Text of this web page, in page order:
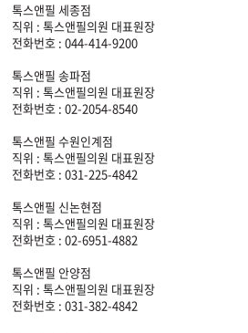
톡스앤필 세종점
직위 : 톡스앤필의원 대표원장
전화번호 : 044-414-9200
톡스앤필 송파점
직위 : 톡스앤필의원 대표원장
전화번호 : 02-2054-8540
톡스앤필 수원인계점
직위 : 톡스앤필의원 대표원장
전화번호 : 031-225-4842
톡스앤필 신논현점
직위 : 톡스앤필의원 대표원장
전화번호 : 02-6951-4882
톡스앤필 안양점
직위 : 톡스앤필의원 대표원장
전화번호 : 031-382-4842